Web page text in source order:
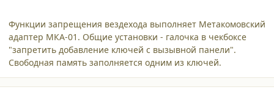
Функции запрещения вездехода выполняет Метакомовский
адаптер МКА-01. Общие установки - галочка в чекбоксе
"запретить добавление ключей с вызывной панели".
Свободная память заполняется одним из ключей.